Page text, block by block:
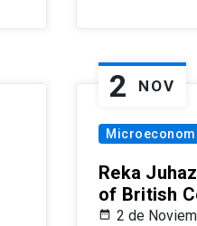
2 NOV
Reka
of British
2 de